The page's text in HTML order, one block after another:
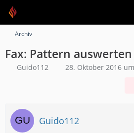
Archiv
Fax: Pattern auswerten
Guido112 28. Oktober 2016
Guido112